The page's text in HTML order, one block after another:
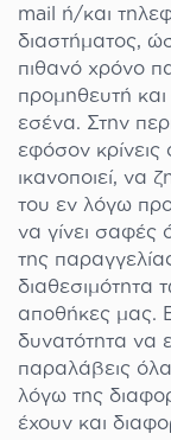
mail ή/και
διαστήματος,
πιθανό χρόνο
προμηθευτή
εσένα. Στην
εφόσον κρίνεις
ικανοποιεί, να
του εν λόγω
να γίνει σαφές
της
διαθεσιμότητα
αποθήκες μας.
δυνατότητα να
παραλάβεις
λόγω της
έχουν και